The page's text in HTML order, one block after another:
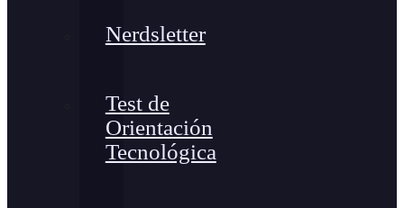
Nerdsletter
Test de
Orientación
Tecnológica